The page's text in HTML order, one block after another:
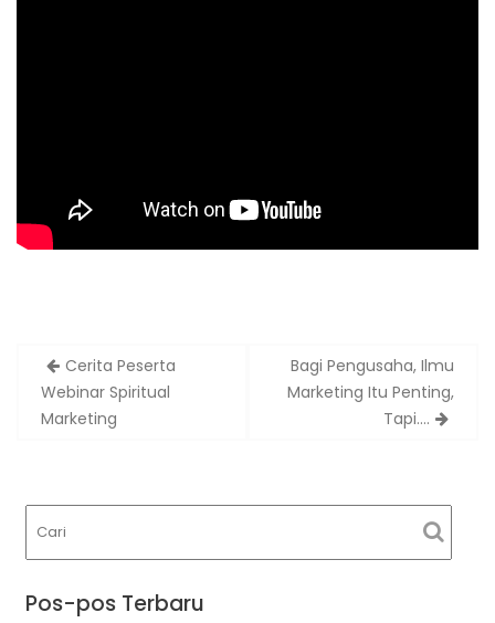
Cerita Peserta
Webinar Spiritual
Marketing
Bagi Pengusaha, Ilmu
Marketing Itu Penting,
Tapi….
Pos-pos Terbaru